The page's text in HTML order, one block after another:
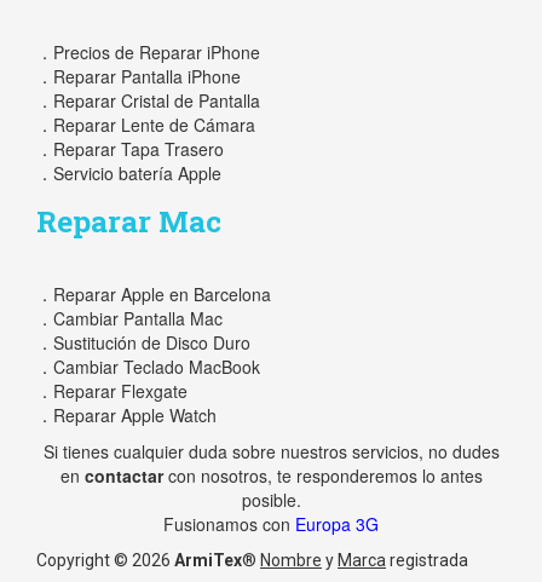
．Precios de Reparar iPhone
．Reparar Pantalla iPhone
．Reparar Cristal de Pantalla
．Reparar Lente de Cámara
．Reparar Tapa Trasero
．Servicio batería Apple
Reparar Mac
．Reparar Apple en Barcelona
．Cambiar Pantalla Mac
．Sustitución de Disco Duro
．Cambiar Teclado MacBook
．Reparar Flexgate
．Reparar Apple Watch
Si tienes cualquier duda sobre nuestros servicios, no dudes
en contactarcon nosotros, te responderemos lo antes
posible.
Fusionamos con Europa 3G
Copyright © 2026 ArmiTex® Nombre y Marca registrada